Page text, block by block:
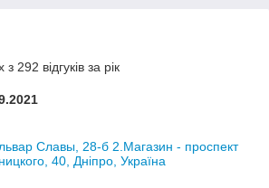
292 відгуків за рік
Славы, 28-б 2.Магазин - проспект
40, Дніпро, Україна